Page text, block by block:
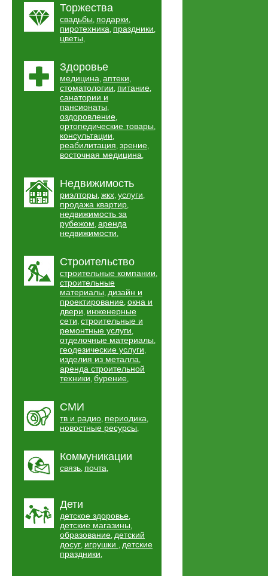
Торжества
свадьбы, подарки,
пиротехника, праздники,
цветы,
Здоровье
медицина, аптеки,
стоматологии, питание,
санатории и
пансионаты,
оздоровление,
ортопедические товары,
консультации,
реабилитация, зрение,
восточная медицина,
Недвижимость
риэлторы, жкх, услуги,
продажа квартир,
недвижимость за
рубежом, аренда
недвижимости,
Строительство
строительные компании,
строительные
материалы, дизайн и
проектирование, окна и
двери, инженерные
сети, строительные и
ремонтные услуги,
отделочные материалы,
геодезические услуги,
изделия из металла,
аренда строительной
техники, бурение,
СМИ
тв и радио, периодика,
новостные ресурсы,
Коммуникации
связь, почта,
Дети
детское здоровье,
детские магазины,
образование, детский
досуг, игрушки , детские
праздники,